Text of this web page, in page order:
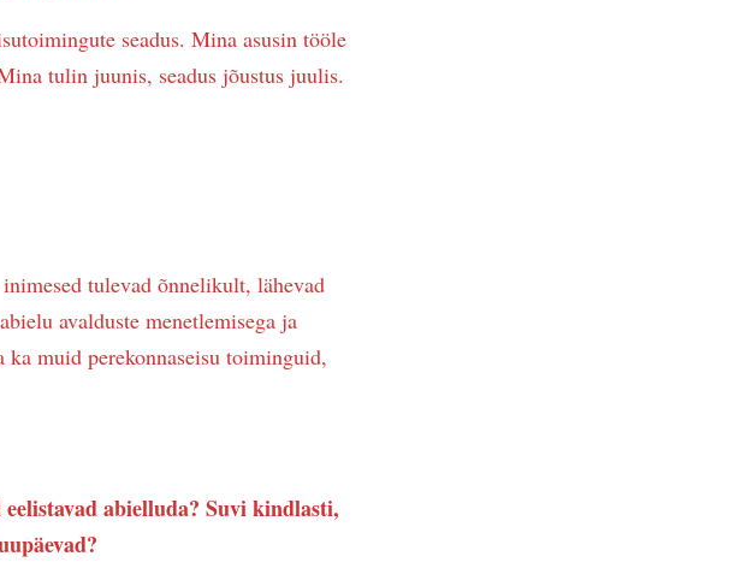
seadus. Mina asusin tööle
tulin juunis, seadus jõustus juulis.
tulevad õnnelikult, lähevad
avalduste menetlemisega ja
muid perekonnaseisu toiminguid,
abielluda? Suvi kindlasti,